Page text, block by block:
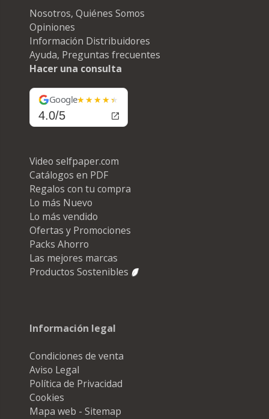
Nosotros, Quiénes Somos
Opiniones
Información Distribuidores
Ayuda, Preguntas frecuentes
Hacer una consulta
Google
4.0/5
Video selfpaper.com
Catálogos en PDF
Regalos con tu compra
Lo más Nuevo
Lo más vendido
Ofertas y Promociones
Packs Ahorro
Las mejores marcas
Productos Sostenibles
Información legal
Condiciones de venta
Aviso Legal
Política de Privacidad
Cookies
Mapa web - Sitemap